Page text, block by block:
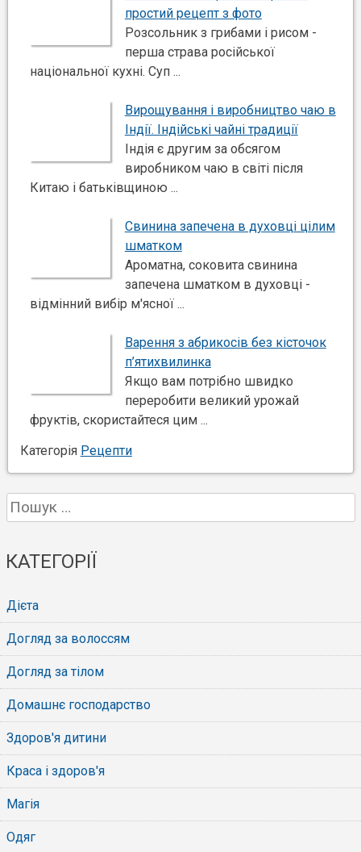
простий рецепт з фото
Розсольник з грибами і рисом -
перша страва російської
національної кухні. Суп ...
Вирощування і виробництво чаю в
Індії. Індійські чайні традиції
Індія є другим за обсягом
виробником чаю в світі після
Китаю і батьківщиною ...
Свинина запечена в духовці цілим
шматком
Ароматна, соковита свинина
запечена шматком в духовці -
відмінний вибір м'ясної ...
Варення з абрикосів без кісточок
п’ятихвилинка
Якщо вам потрібно швидко
переробити великий урожай
фруктів, скористайтеся цим ...
Категорія Рецепти
Пошук:
КАТЕГОРІЇ
Дієта
Догляд за волоссям
Догляд за тілом
Домашнє господарство
Здоров'я дитини
Краса і здоров'я
Магія
Одяг